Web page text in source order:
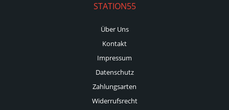
STATION55
Über Uns
Kontakt
Impressum
Datenschutz
Zahlungsarten
Widerrufsrecht